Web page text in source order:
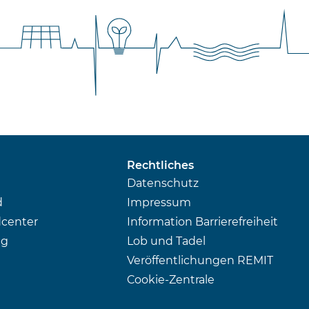
Rechtliches
Datenschutz
Impressum
Information Barrierefreiheit
Lob und Tadel
Veröffentlichungen REMIT
Cookie-Zentrale